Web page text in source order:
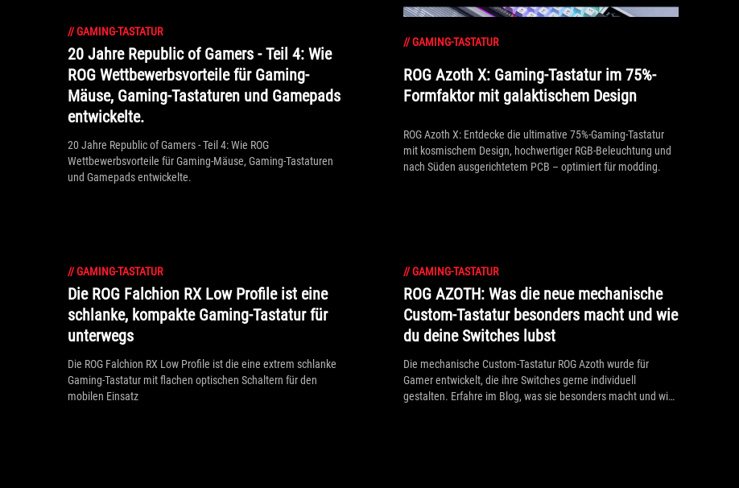
//GAMING-TASTATUR
20 Jahre Republic of Gamers - Teil 4: Wie
ROG Wettbewerbsvorteile für Gaming-
Mäuse, Gaming-Tastaturen und Gamepads
entwickelte.
20 Jahre Republic of Gamers - Teil 4: Wie ROG
Wettbewerbsvorteile für Gaming-Mäuse, Gaming-Tastaturen
und Gamepads entwickelte.
//GAMING-TASTATUR
ROG Azoth X: Gaming-Tastatur im 75%-
Formfaktor mit galaktischem Design
ROG Azoth X: Entdecke die ultimative 75%-Gaming-Tastatur
mit kosmischem Design, hochwertiger RGB-Beleuchtung und
nach Süden ausgerichtetem PCB – optimiert für modding.
//GAMING-TASTATUR
Die ROG Falchion RX Low Profile ist eine
schlanke, kompakte Gaming-Tastatur für
unterwegs
Die ROG Falchion RX Low Profile ist die eine extrem schlanke
Gaming-Tastatur mit flachen optischen Schaltern für den
mobilen Einsatz
//GAMING-TASTATUR
ROG AZOTH: Was die neue mechanische
Custom-Tastatur besonders macht und wie
du deine Switches lubst
Die mechanische Custom-Tastatur ROG Azoth wurde für
Gamer entwickelt, die ihre Switches gerne individuell
gestalten. Erfahre im Blog, was sie besonders macht und wie